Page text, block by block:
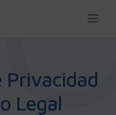
Privacidad
Legal